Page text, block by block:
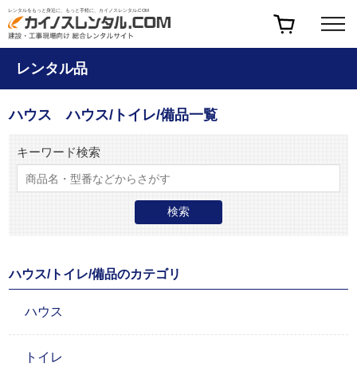
レンタルをもっと身近に、もっと手軽に、カイノスレンタル.COM
レンタル品
ハウス ハウス/トイレ/備品一覧
キーワード検索
ハウス/トイレ/備品のカテゴリ
ハウス
トイレ